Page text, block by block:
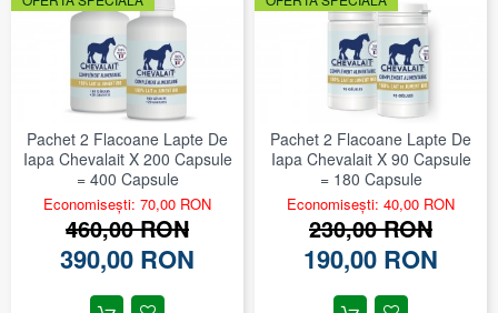
Pachet 2 Flacoane Lapte De
Iapa Chevalait X 200 Capsule
= 400 Capsule
Economisești: 70,00 RON
460,00 RON
390,00 RON
Pachet 2 Flacoane Lapte De
Iapa Chevalait X 90 Capsule
= 180 Capsule
Economisești: 40,00 RON
230,00 RON
190,00 RON